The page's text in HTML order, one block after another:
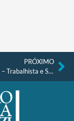
PRÓXIMO
TMR Setorial – Trabalhista e Sindical nº 33, de 26.08.2024